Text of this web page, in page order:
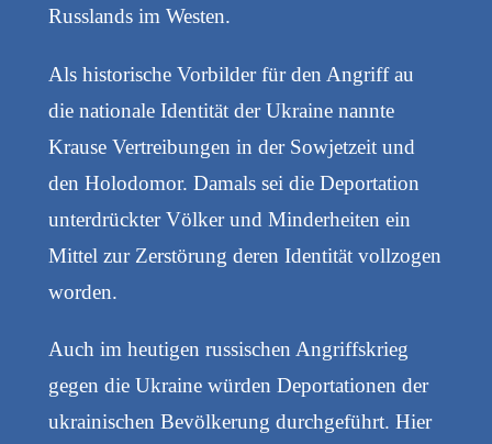
Russlands im Westen.
Als historische Vorbilder für den Angriff au
die nationale Identität der Ukraine nannte
Krause Vertreibungen in der Sowjetzeit und
den Holodomor. Damals sei die Deportation
unterdrückter Völker und Minderheiten ein
Mittel zur Zerstörung deren Identität vollzogen
worden.
Auch im heutigen russischen Angriffskrieg
gegen die Ukraine würden Deportationen der
ukrainischen Bevölkerung durchgeführt. Hier